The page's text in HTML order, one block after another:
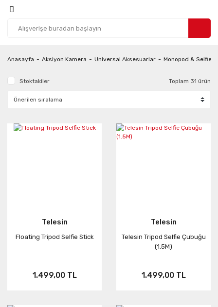
Anasayfa Aksiyon Kamera Universal Aksesuarlar Monopod & Selfie
Stoktakiler Toplam 31 ürün
Telesin
Floating Tripod Selfie Stick
1.499,00 TL
Telesin
Telesin Tripod Selfie Çubuğu
(1.5M)
1.499,00 TL